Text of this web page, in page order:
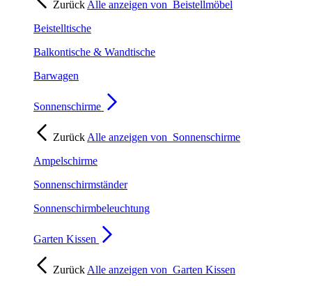
Zurück Alle anzeigen von Beistellmöbel
Beistelltische
Balkontische & Wandtische
Barwagen
Sonnenschirme
Zurück Alle anzeigen von Sonnenschirme
Ampelschirme
Sonnenschirmständer
Sonnenschirmbeleuchtung
Garten Kissen
Zurück Alle anzeigen von Garten Kissen